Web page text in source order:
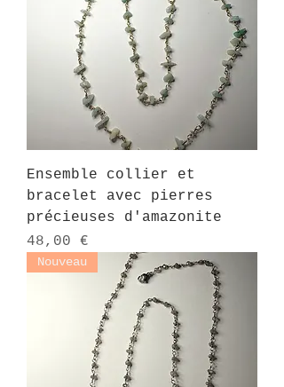
Ensemble collier et
bracelet avec pierres
précieuses d'amazonite
Prix
48,00 €
Nouveau